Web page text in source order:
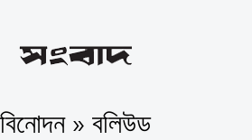
বিনোদন » বলিউড